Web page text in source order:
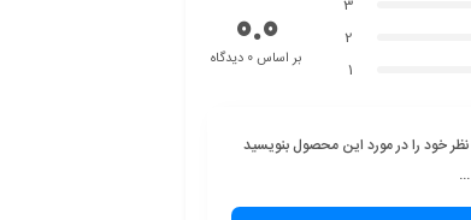
2
1
0.0بر اساس 0 دیدگاه
نظر خود را در مورد این محصول بنویسید
...